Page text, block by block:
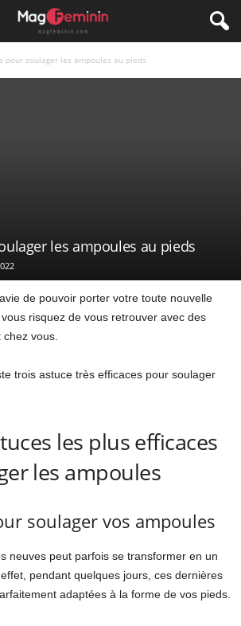
pour soulager les ampoules au pieds
les ampoules au pieds
de pouvoir porter votre toute nouvelle
risquez de vous retrouver avec des
vous.
trois astuce très efficaces pour soulager
les plus efficaces
les ampoules
soulager vos ampoules
neuves peut parfois se transformer en un
pendant quelques jours, ces dernières
adaptées à la forme de vos pieds.